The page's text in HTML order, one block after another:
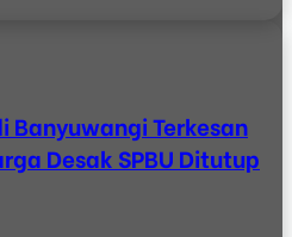
Banyuwangi Terkesan
Desak SPBU Ditutup